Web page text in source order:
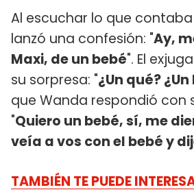
Al escuchar lo que contaba
lanzó una confesión: "Ay,
Maxi, de un bebé". El
su sorpresa: "¿Un qué?
que Wanda respondió con
"Quiero un bebé, sí, me
veía a vos con el bebé y
TAMBIÉN TE PUEDE